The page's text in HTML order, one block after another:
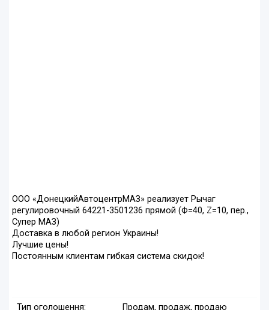
ООО «ДонецкийАвтоцентрМАЗ» реализует Рычаг
регулировочный 64221-3501236 прямой (Ф=40, Z=10, пер.,
Супер МАЗ)
Доставка в любой регион Украины!
Лучшие цены!
Постоянным клиентам гибкая система скидок!
Тип оголошення: Продам, продаж, продаю